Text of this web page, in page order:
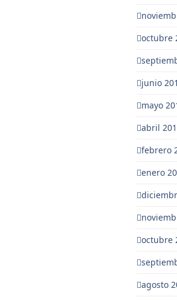
octubre
junio
mayo
abril
febrero
enero
octubre
agosto